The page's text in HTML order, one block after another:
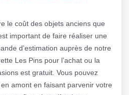
le coût des objets anciens que
important de faire réaliser une
d’estimation auprès de notre
Les Pins pour l’achat ou la
est gratuit. Vous pouvez
amont en faisant parvenir votre